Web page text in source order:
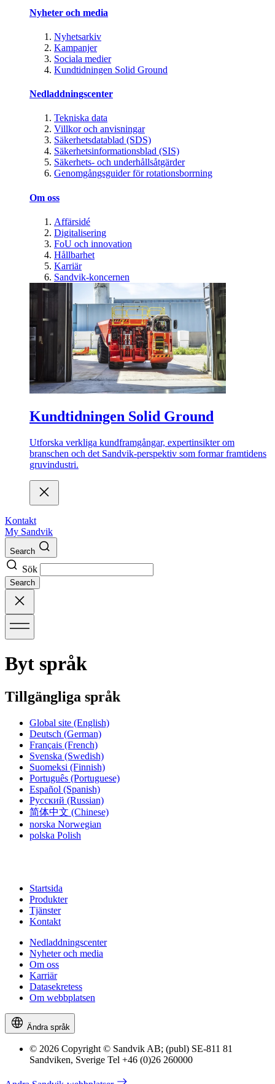
Nyheter och media
Nyhetsarkiv
Kampanjer
Sociala medier
Kundtidningen Solid Ground
Nedladdningscenter
Tekniska data
Villkor och anvisningar
Säkerhetsdatablad (SDS)
Säkerhetsinformationsblad (SIS)
Säkerhets- och underhållsåtgärder
Genomgångsguider för rotationsborrning
Om oss
Affärsidé
Digitalisering
FoU och innovation
Hållbarhet
Karriär
Sandvik-koncernen
Kundtidningen Solid Ground
Utforska verkliga kundframgångar, expertinsikter om
branschen och det Sandvik-perspektiv som formar framtidens
gruvindustri.
Kontakt
My Sandvik
Search
Sök
Search
Byt språk
Tillgängliga språk
Global site (English)
Deutsch (German)
Français (French)
Svenska (Swedish)
Suomeksi (Finnish)
Português (Portuguese)
Español (Spanish)
Русский (Russian)
简体中文 (Chinese)
norska Norwegian
polska Polish
Startsida
Produkter
Tjänster
Kontakt
Nedladdningscenter
Nyheter och media
Om oss
Karriär
Datasekretess
Om webbplatsen
Ändra språk
© 2026 Copyright © Sandvik AB; (publ) SE-811 81
Sandviken, Sverige Tel +46 (0)26 260000